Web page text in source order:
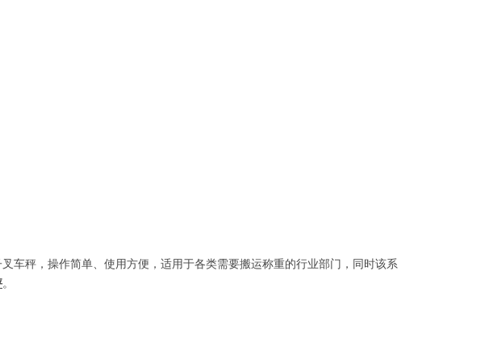
车秤，操作简单、使用方便，适用于各类需要搬运称重的行业部门，同时该系
。